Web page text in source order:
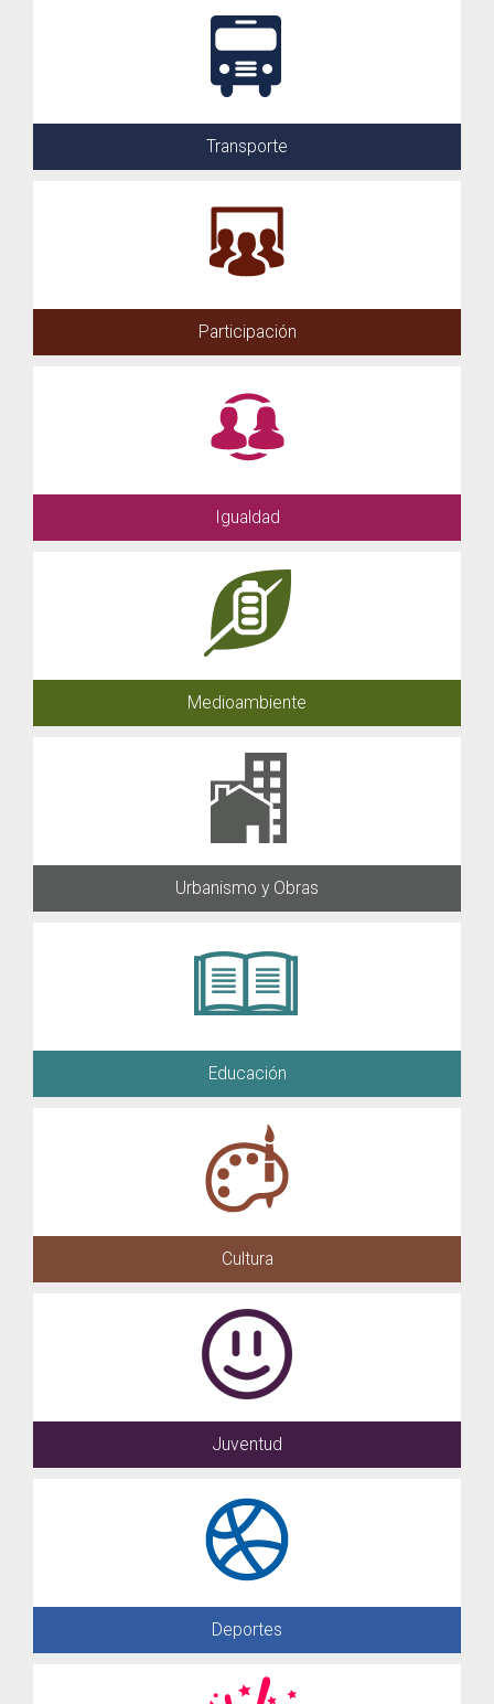
Transporte
Participación
Igualdad
Medioambiente
Urbanismo y Obras
Educación
Cultura
Juventud
Deportes